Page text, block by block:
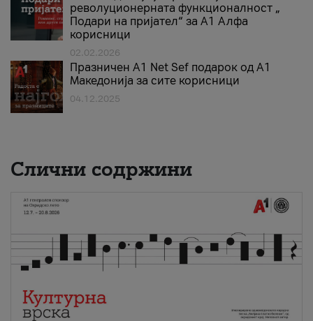
револуционерната функционалност „
Подари на пријател“ за А1 Алфа
корисници
02.02.2026
Празничен A1 Net Sеf подарок од А1
Македонија за сите корисници
04.12.2025
Слични содржини